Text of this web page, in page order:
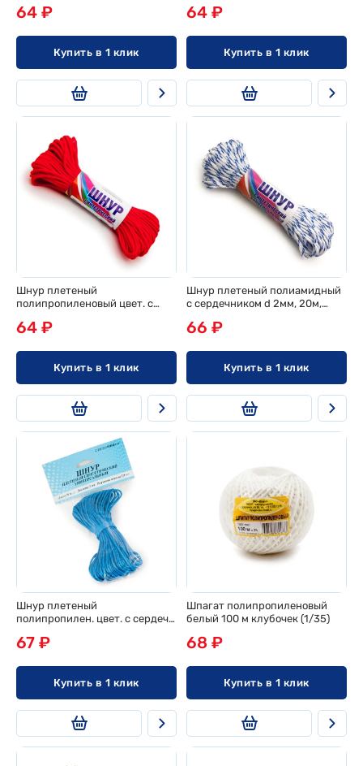
64 ₽
Купить в 1 клик
64 ₽
Купить в 1 клик
Шнур плетеный
полипропиленовый цвет. с
64 ₽
Купить в 1 клик
Шнур плетеный полиамидный
с сердечником d 2мм, 20м,
66 ₽
Купить в 1 клик
Шнур плетеный
полипропилен. цвет. с сердеч.
67 ₽
Купить в 1 клик
Шпагат полипропиленовый
белый 100 м клубочек (1/35)
68 ₽
Купить в 1 клик